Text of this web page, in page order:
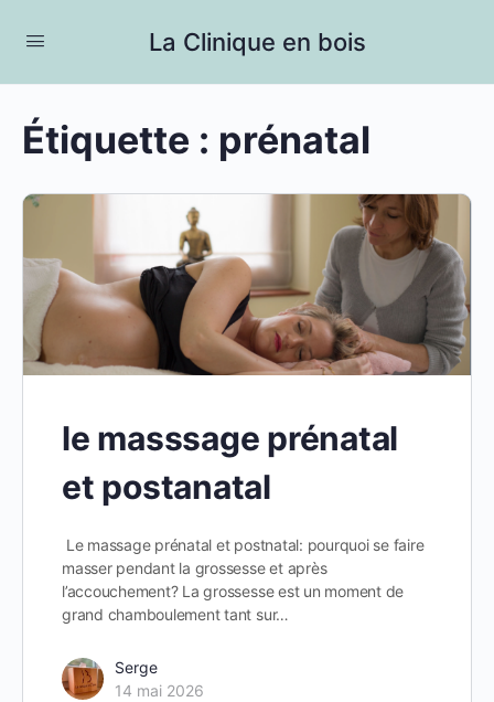
La Clinique en bois
Étiquette : prénatal
le masssage prénatal
et postanatal
Le massage prénatal et postnatal: pourquoi se faire
masser pendant la grossesse et après
l’accouchement? La grossesse est un moment de
grand chamboulement tant sur…
Serge
14 mai 2026